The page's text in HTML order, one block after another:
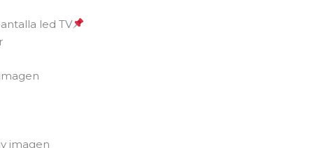
led TV
imagen